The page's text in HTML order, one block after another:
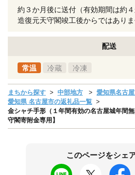
約３か月後に送付（有効期間は約
造復元天守閣竣工後からではありま
配送
常温 冷蔵 冷凍
まちから探す 中部地方
愛知県名古
愛知県 名古屋市の返礼品一覧
金シャチ手形（１年間有効の名古屋城年間
守閣寄附金専用】
このページをシェ